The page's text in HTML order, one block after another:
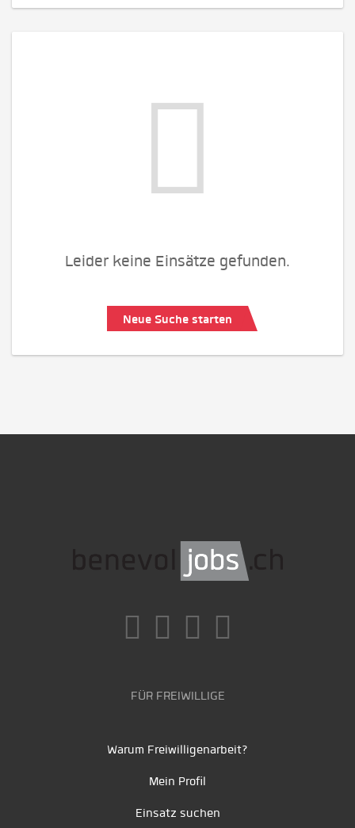
Leider keine Einsätze gefunden.
Neue Suche starten
FÜR FREIWILLIGE
Warum Freiwilligenarbeit?
Mein Profil
Einsatz suchen